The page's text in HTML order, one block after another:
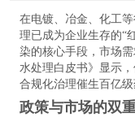
在电镀、冶金、化工
理已成为企业生存的“
染的核心手段，市场
水处理白皮书》显示
合规化治理催生百亿级
政策与市场的双